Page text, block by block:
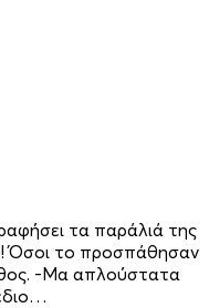
τα παράλιά της
Όσοι το προσπάθησαν
-Μα απλούστατα